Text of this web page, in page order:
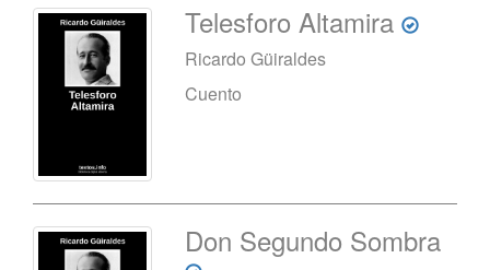
Telesforo Altamira
Ricardo Güiraldes
Cuento
Don Segundo Sombra